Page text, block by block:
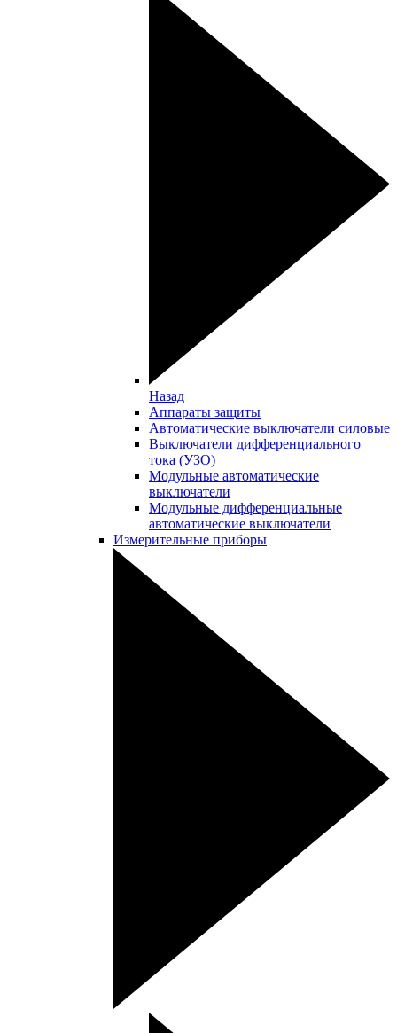
Назад
Аппараты защиты
Автоматические выключатели силовые
Выключатели дифференциального
тока (УЗО)
Модульные автоматические
выключатели
Модульные дифференциальные
автоматические выключатели
Измерительные приборы